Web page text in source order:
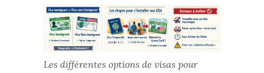
Les différentes options de visas pour